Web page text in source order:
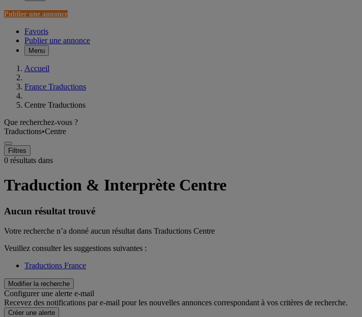
Publier une annonce
Favoris
Publier une annonce
Menu
Accueil
France Traductions
Centre Traductions
Que recherchez-vous ?
Traductions•Centre
Filtres
0 résultats dans
Traduction & Interprète Centre
Aucun résultat trouvé
Votre recherche n’a donné aucun résultat dans Traductions Centre
Veuillez consulter les suggestions suivantes :
Traductions France
Modifier la recherche
Configurer une alerte e-mail
Recevez des notifications par e-mail pour les nouvelles annonces correspondant à vos critères de recherche.
Créer une alerte